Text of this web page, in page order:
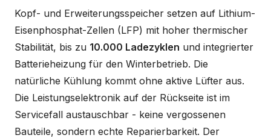
Kopf- und Erweiterungsspeicher setzen auf Lithium-
Eisenphosphat-Zellen (LFP) mit hoher thermischer
Stabilität, bis zu 10.000 Ladezyklen und integrierter
Batterieheizung für den Winterbetrieb. Die
natürliche Kühlung kommt ohne aktive Lüfter aus.
Die Leistungselektronik auf der Rückseite ist im
Servicefall austauschbar - keine vergossenen
Bauteile, sondern echte Reparierbarkeit. Der